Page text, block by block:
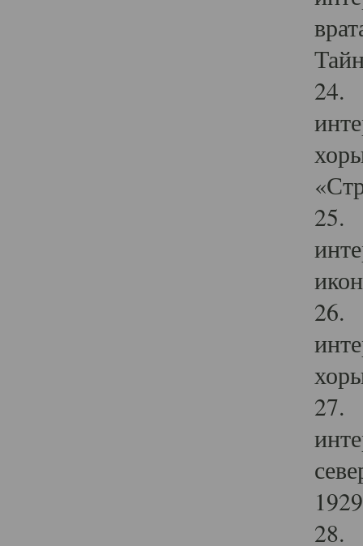
24.
25.
26.
27.
28.